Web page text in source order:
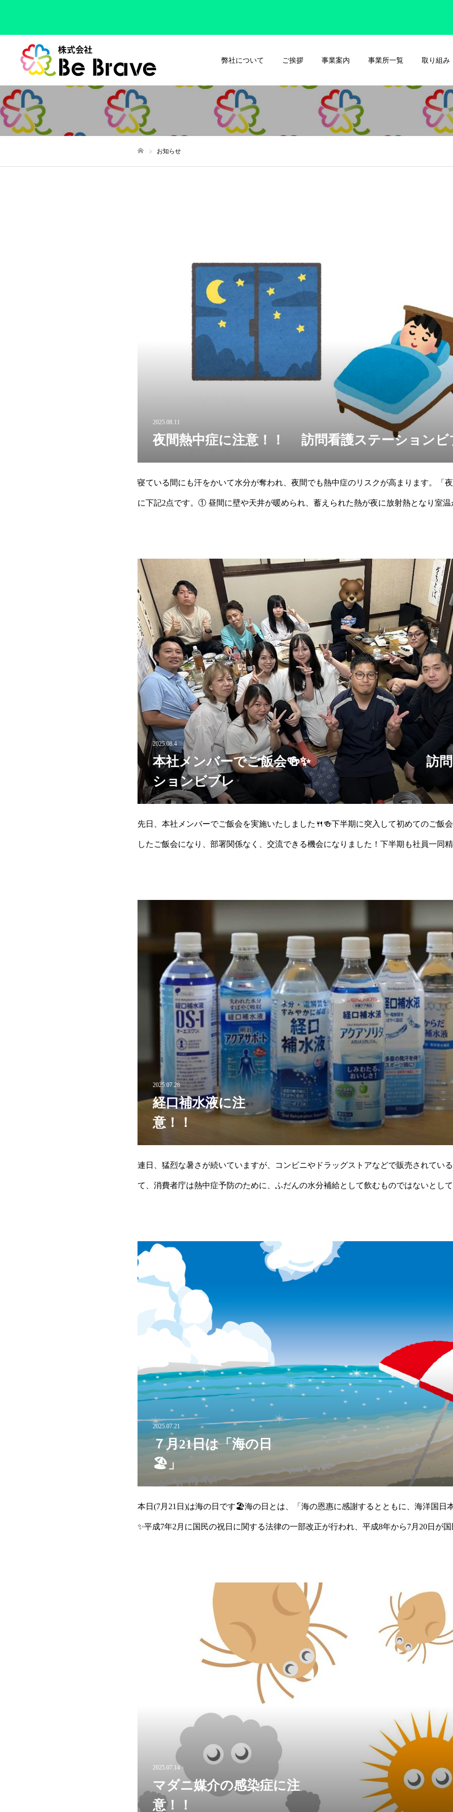
弊社について ご挨拶 事業案内 事業所一覧 取り組み
お知らせ
2025.08.11
夜間熱中症に注意！！ 訪問看護ステーショ
寝ている間にも汗をかいて水分が奪われ、夜間でも熱中症のリスクが高まります。「
に下記2点です。① 昼間に壁や天井が暖められ、蓄えられた熱が夜に放射熱となり室
2025.08.4
本社メンバーでご飯会🍻✨ 訪問看護ステー
ションビブレ
先日、本社メンバーでご飯会を実施いたしました🍴🍻下半期に突入して初めてのご飯
したご飯会になり、部署関係なく、交流できる機会になりました！下半期も社員一同精
2025.07.28
経口補水液に注
意！！ 訪問看
テーションビブレ
連日、猛烈な暑さが続いていますが、コンビニやドラッグストアなどで販売されてい
て、消費者庁は熱中症予防のために、ふだんの水分補給として飲むものではないとし
2025.07.21
７月21日は「海の日
🏖️
訪問看護ステーションビブレ
本日(7月21日)は海の日です🏖️海の日とは、「海の恩惠に感謝するとともに、海洋国日
✨平成7年2月に国民の祝日に関する法律の一部改正が行われ、平成8年から7月20日が
2025.07.14
マダニ媒介の感染症に注
意！